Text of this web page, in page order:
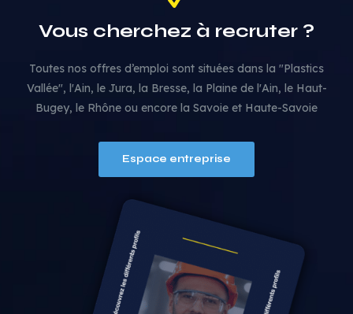
Vous cherchez à recruter ?
Toutes nos offres d’emploi sont situées dans la "Plastics
Vallée", l'Ain, le Jura, la Bresse, la Plaine de l'Ain, le Haut-
Bugey, le Rhône ou encore la Savoie et Haute-Savoie
Espace entreprise